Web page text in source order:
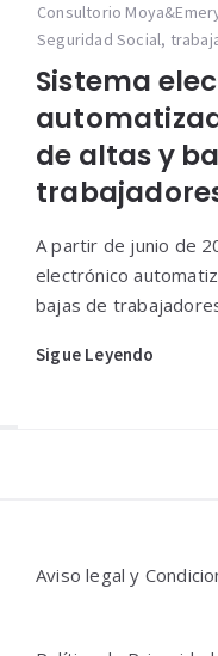
Consultorio
Seguridad Social,
Sistema
de altas y
A partir de junio de
electrónico
bajas de
Sigue Leyendo
Aviso legal y